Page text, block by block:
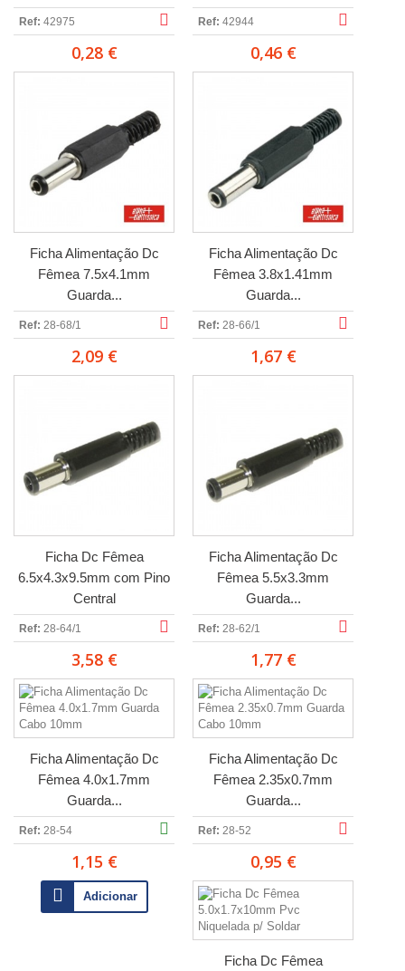
Ref: 42975
0,28 €
Ref: 42944
0,46 €
Ficha Alimentação Dc
Fêmea 7.5x4.1mm
Guarda...
Ref: 28-68/1
2,09 €
Ficha Alimentação Dc
Fêmea 3.8x1.41mm
Guarda...
Ref: 28-66/1
1,67 €
Ficha Dc Fêmea
6.5x4.3x9.5mm com Pino
Central
Ref: 28-64/1
3,58 €
Ficha Alimentação Dc
Fêmea 5.5x3.3mm
Guarda...
Ref: 28-62/1
1,77 €
Ficha Alimentação Dc
Fêmea 4.0x1.7mm
Guarda...
Ref: 28-54
1,15 €
Adicionar
Ficha Alimentação Dc
Fêmea 2.35x0.7mm
Guarda...
Ref: 28-52
0,95 €
Ficha Dc Fêmea